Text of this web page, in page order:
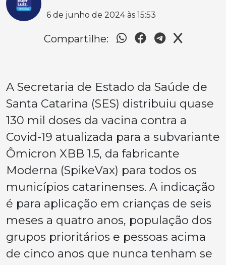
6 de junho de 2024 às 15:53
Compartilhe:
A Secretaria de Estado da Saúde de
Santa Catarina (SES) distribuiu quase
130 mil doses da vacina contra a
Covid-19 atualizada para a subvariante
Ômicron XBB 1.5, da fabricante
Moderna (SpikeVax) para todos os
municípios catarinenses. A indicação
é para aplicação em crianças de seis
meses a quatro anos, população dos
grupos prioritários e pessoas acima
de cinco anos que nunca tenham se